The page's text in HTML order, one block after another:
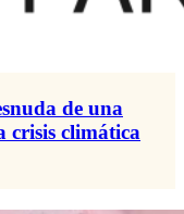
de una
crisis climática